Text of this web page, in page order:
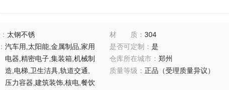
： 太钢不锈 材质 ： 304
： 汽车用,太阳能,金属制品,家用
电器,精密电子,集装箱,机械制
造,电梯,卫生洁具,轨道交通,
压力容器,建筑装饰,核电,餐饮
是否可定制 ： 是
仓库所在城市 ： 郑州
质量等级 ： 正品（受理质量异议）